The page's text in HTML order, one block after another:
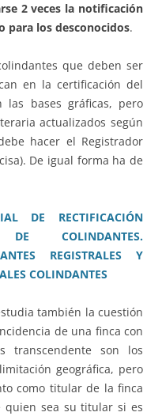
2 veces la notificación
para los desconocidos.
que deben ser
en la certificación del
bases gráficas, pero
actualizados según
hacer el Registrador
De igual forma ha de
DE RECTIFICACIÓN
DE COLINDANTES.
REGISTRALES Y
COLINDANTES
también la cuestión
de una finca con
transcendente son los
geográfica, pero
como titular de la finca
quien sea su titular si es